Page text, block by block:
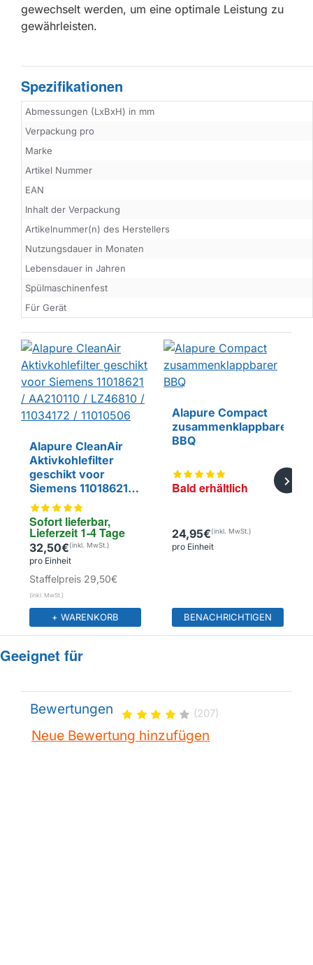
gewechselt werden, um eine optimale Leistung zu
gewährleisten.
Spezifikationen
Abmessungen (LxBxH) in mm
Verpackung pro
Marke
Artikel Nummer
EAN
Inhalt der Verpackung
Artikelnummer(n) des Herstellers
Nutzungsdauer in Monaten
Lebensdauer in Jahren
Spülmaschinenfest
Für Gerät
EIGENMARKE
Sofort lieferbar,
Lieferzeit 1-4 Tage
Alapure CleanAir
Aktivkohlefilter
geschikt voor
Siemens 11018621 /
AA210110 / LZ46810
/ 11034172 /
11010506
32,50€
pro Einheit
Staffelpreis 29,50€
+ WARENKORB
EIGENMARKE
BALD ERHÄLTLICH
Bald erhältlich
Alapure Compact
zusammenklappbarer
BBQ
24,95€
pro Einheit
BENACHRICHTIGEN
Geeignet für
Bewertungen (207)
Neue Bewertung hinzufügen